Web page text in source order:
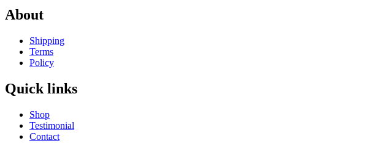
About
Shipping
Terms
Policy
Quick links
Shop
Testimonial
Contact